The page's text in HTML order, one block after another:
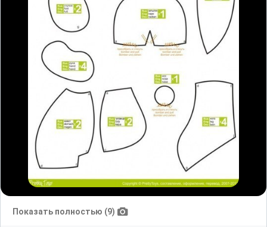
Показать полностью (9)